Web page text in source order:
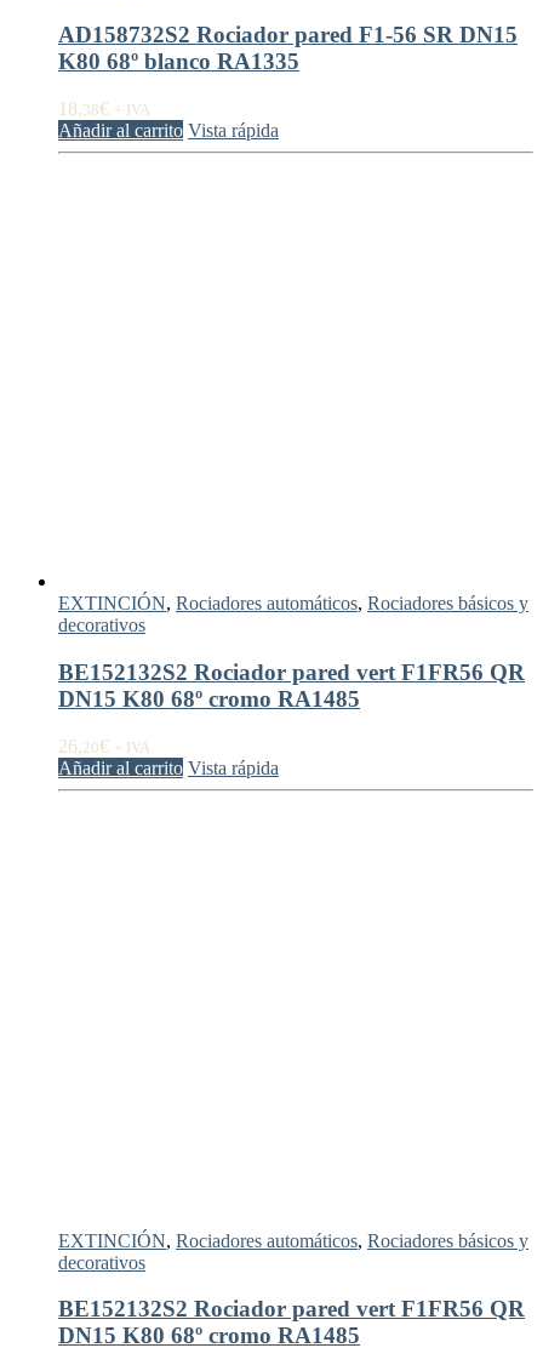
AD158732S2 Rociador pared F1-56 SR DN15
K80 68º blanco RA1335
18,38€ + IVA
Añadir al carrito Vista rápida
EXTINCIÓN, Rociadores automáticos, Rociadores básicos y
decorativos
BE152132S2 Rociador pared vert F1FR56 QR
DN15 K80 68º cromo RA1485
26,20€ + IVA
Añadir al carrito Vista rápida
EXTINCIÓN, Rociadores automáticos, Rociadores básicos y
decorativos
BE152132S2 Rociador pared vert F1FR56 QR
DN15 K80 68º cromo RA1485